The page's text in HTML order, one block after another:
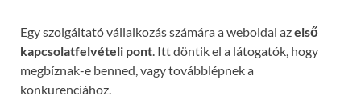
Egy szolgáltató vállalkozás számára a weboldal azelső
kapcsolatfelvételi pont. Itt döntik el a látogatók, hogy
megbíznak-e benned, vagy továbblépnek a
konkurenciához.